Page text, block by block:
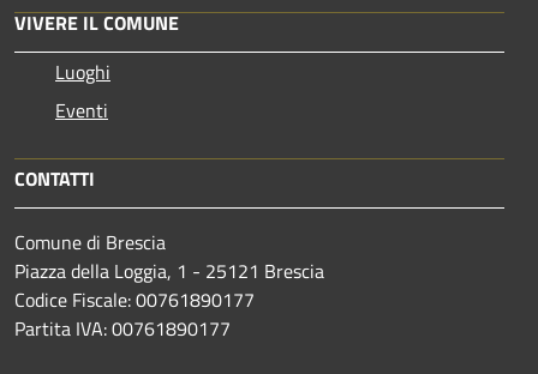
VIVERE IL COMUNE
Luoghi
Eventi
CONTATTI
Comune di Brescia
Piazza della Loggia, 1 - 25121 Brescia
Codice Fiscale: 00761890177
Partita IVA: 00761890177